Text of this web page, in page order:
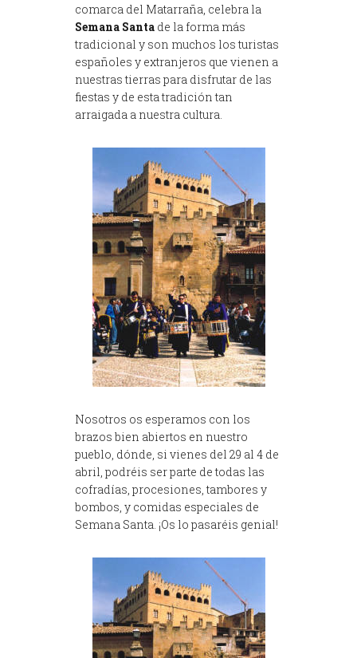
comarca del Matarraña, celebra la
Semana Santa de la forma más
tradicional y son muchos los turistas
españoles y extranjeros que vienen a
nuestras tierras para disfrutar de las
fiestas y de esta tradición tan
arraigada a nuestra cultura.
Nosotros os esperamos con los
brazos bien abiertos en nuestro
pueblo, dónde, si vienes del 29 al 4 de
abril, podréis ser parte de todas las
cofradías, procesiones, tambores y
bombos, y comidas especiales de
Semana Santa. ¡Os lo pasaréis genial!